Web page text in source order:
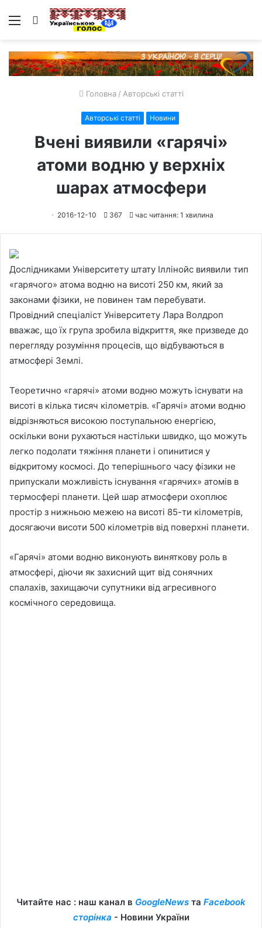
Меню Пошук
Головна / Авторські статті
Авторські статті Новини
Вчені виявили «гарячі»
атоми водню у верхніх
шарах атмосфери
2016-12-10 367 час читання: 1 хвилина
Дослідниками Університету штату Іллінойс виявили тип
«гарячого» атома водню на висоті 250 км, який за
законами фізики, не повинен там перебувати.
Провідний спеціаліст Університету Лара Волдроп
вважає, що їх група зробила відкриття, яке призведе до
перегляду розуміння процесів, що відбуваються в
атмосфері Землі.
Теоретично «гарячі» атоми водню можуть існувати на
висоті в кілька тисяч кілометрів. «Гарячі» атоми водню
відрізняються високою поступальною енергією,
оскільки вони рухаються настільки швидко, що можуть
легко подолати тяжіння планети і опинитися у
відкритому космосі. До теперішнього часу фізики не
припускали можливість існування «гарячих» атомів в
термосфері планети. Цей шар атмосфери охоплює
простір з нижньою межею на висоті 85-ти кілометрів,
досягаючи висоти 500 кілометрів від поверхні планети.
«Гарячі» атоми водню виконують виняткову роль в
атмосфері, діючи як захисний щит від сонячних
спалахів, захищаючи супутники від агресивного
космічного середовища.
Читайте нас : наш канал в GoogleNews та Facebook
сторінка - Новини України